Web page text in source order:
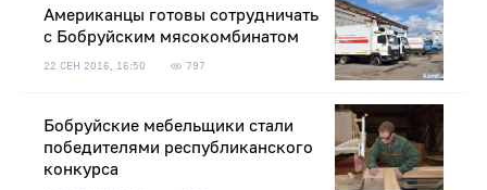
Американцы готовы сотрудничать
с Бобруйским мясокомбинатом
22 СЕН 2016, 16:50 797
Бобруйские мебельщики стали
победителями республиканского
конкурса